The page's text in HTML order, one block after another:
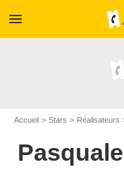
menu
Accueil Stars Réalisateurs